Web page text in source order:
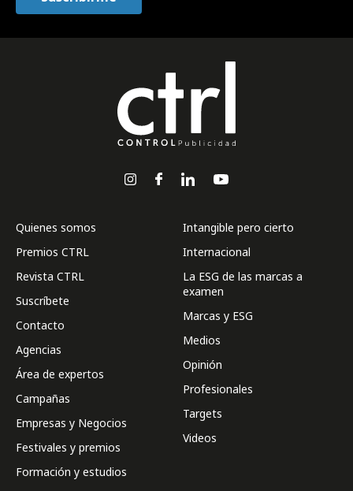
Quienes somos
Premios CTRL
Revista CTRL
Suscríbete
Contacto
Agencias
Área de expertos
Campañas
Empresas y Negocios
Festivales y premios
Formación y estudios
Intangible pero cierto
Internacional
La ESG de las marcas a
examen
Marcas y ESG
Medios
Opinión
Profesionales
Targets
Videos